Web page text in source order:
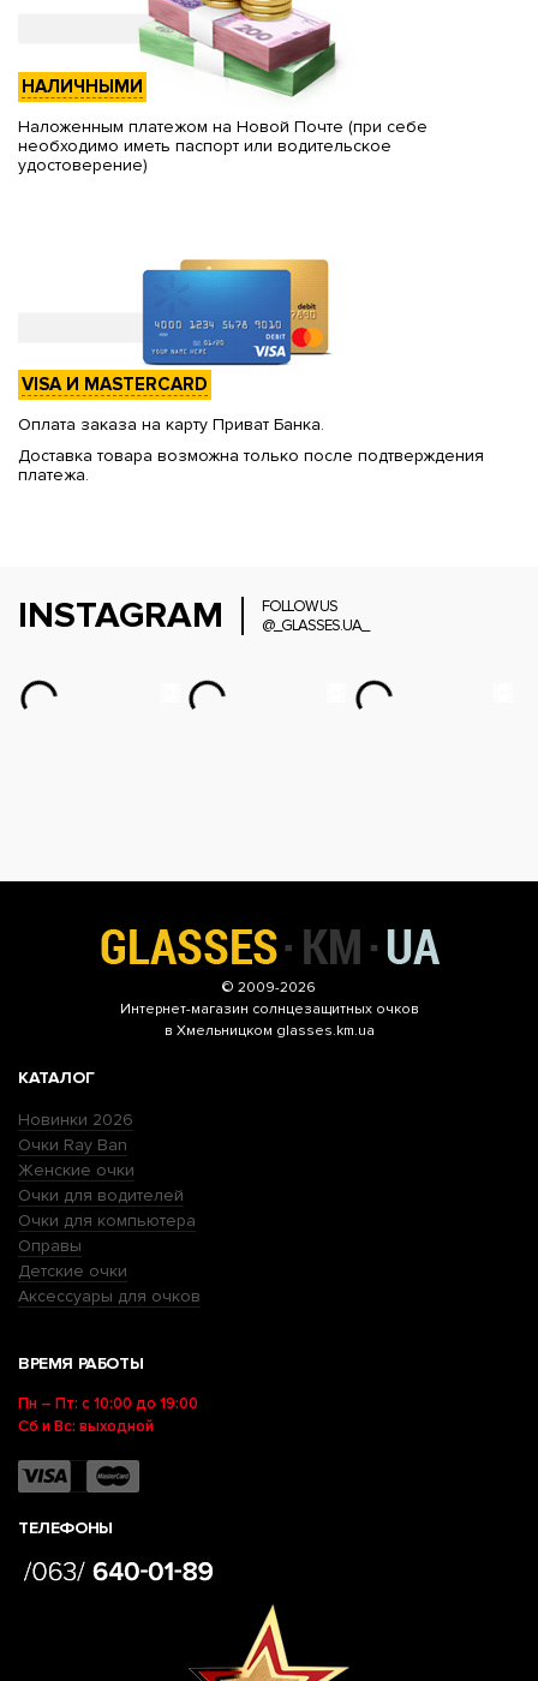
НАЛИЧНЫМИ
Наложенным платежом на Новой Почте (при себе
необходимо иметь паспорт или водительское
удостоверение)
VISA И MASTERCARD
Оплата заказа на карту Приват Банка.
Доставка товара возможна только после подтверждения
платежа.
INSTAGRAM
FOLLOW US
@_GLASSES.UA_
© 2009-2026
Интернет-магазин солнцезащитных очков
в Хмельницком glasses.km.ua
КАТАЛОГ
Новинки 2026
Очки Ray Ban
Женские очки
Очки для водителей
Очки для компьютера
Оправы
Детские очки
Аксессуары для очков
ВРЕМЯ РАБОТЫ
Пн – Пт: с 10:00 до 19:00
Сб и Вс: выходной
ТЕЛЕФОНЫ